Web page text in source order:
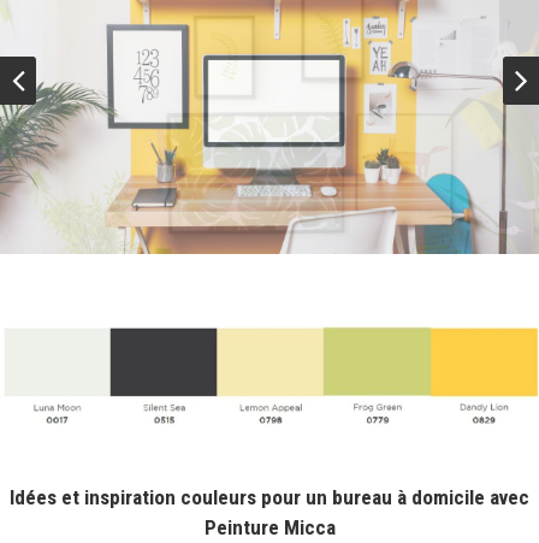
Idées et inspiration couleurs pour un bureau à domicile avec
Peinture Micca